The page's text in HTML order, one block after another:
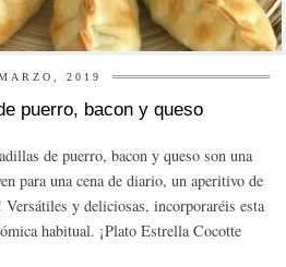
2019
puerro, bacon y queso
de puerro, bacon y queso son una
para una cena de diario, un aperitivo de
y deliciosas, incorporaréis esta
habitual. ¡Plato Estrella Cocotte